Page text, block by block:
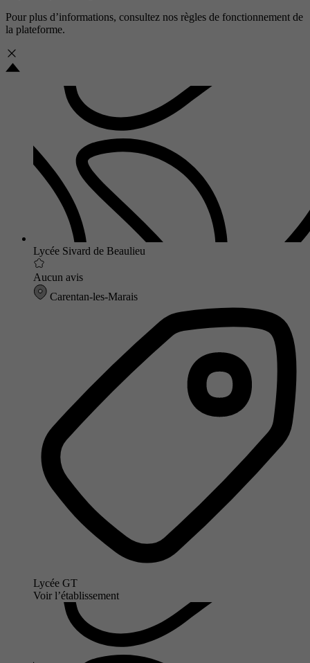
Pour plus d’informations, consultez nos règles de fonctionnement de
la plateforme.
Lycée Sivard de Beaulieu
Aucun avis
Carentan-les-Marais
Lycée GT
Voir l’établissement